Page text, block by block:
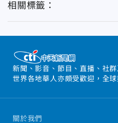
相關標籤：
新聞、影音、節目、直播、社
世界各地華人亦頗受歡迎，全
關於我們